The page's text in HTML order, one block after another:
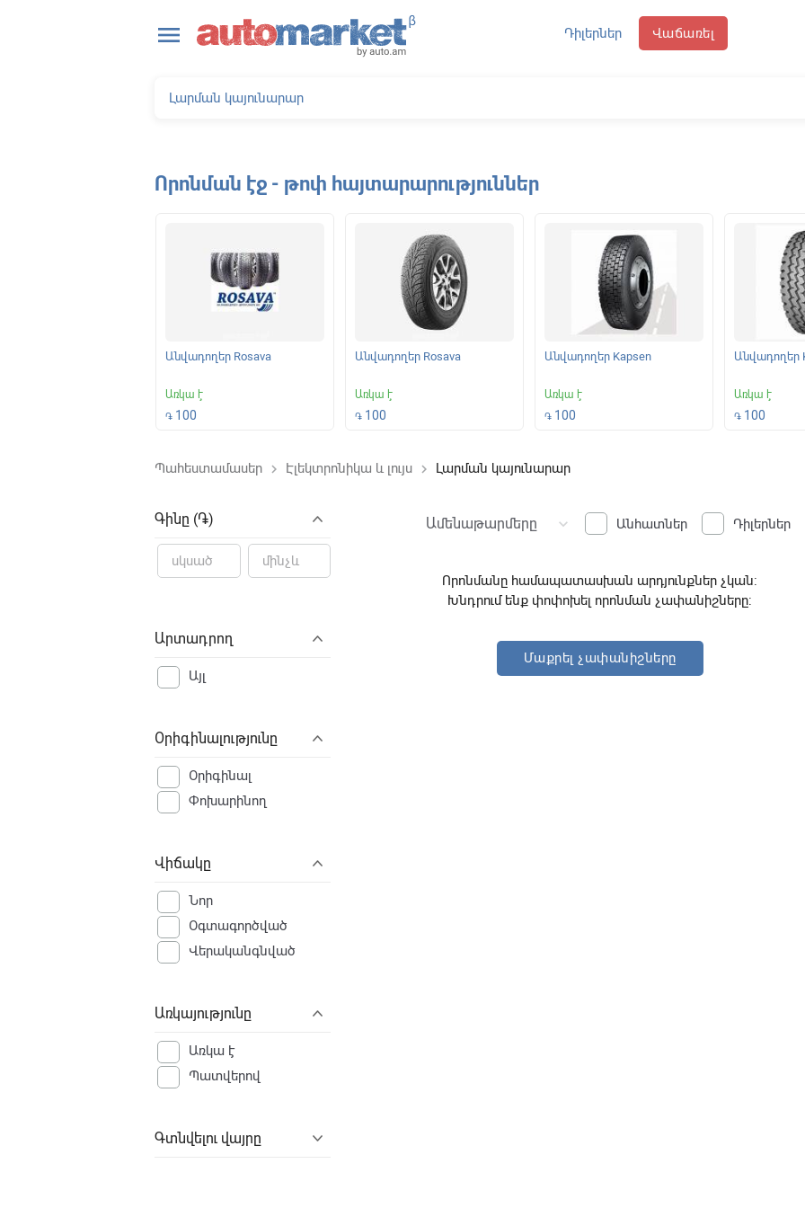
menu Դիլերներ Վաճառել
Որոնման էջ - թոփ հայտարարություններ
Անվադողեր Rosava
Առկա է
֏ 100
Անվադողեր Rosava
Առկա է
֏ 100
Անվադողեր Kapsen
Առկա է
֏ 100
Անվադողեր
Առկա է
֏ 100
Պահեստամասեր keyboard_arrow_right Էլեկտրոնիկա և լույս keyboard_arrow_right Լարման կայունարար
Գինը (֏)
Արտադրող
Այլ
Օրիգինալությունը
Օրիգինալ
Փոխարինող
Վիճակը
Նոր
Օգտագործված
Վերականգնված
Առկայությունը
Առկա է
Պատվերով
Գտնվելու վայրը
Ամենաթարմերը keyboard_arrow_down Անհատներ Դիլերներ
Որոնմանը համապատասխան արդյունքներ չկան:
Խնդրում ենք փոփոխել որոնման չափանիշները:
Մաքրել չափանիշները